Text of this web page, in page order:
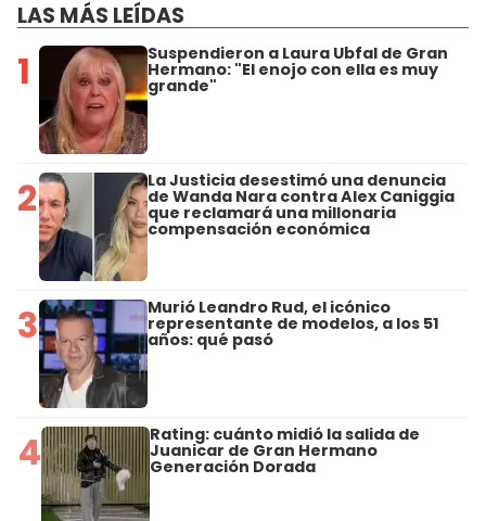
LAS MÁS LEÍDAS
1 Suspendieron a Laura Ubfal de Gran
Hermano: "El enojo con ella es muy
grande"
2 La Justicia desestimó una denuncia
de Wanda Nara contra Alex Caniggia
que reclamará una millonaria
compensación económica
3 Murió Leandro Rud, el icónico
representante de modelos, a los 51
años: qué pasó
4 Rating: cuánto midió la salida de
Juanicar de Gran Hermano
Generación Dorada